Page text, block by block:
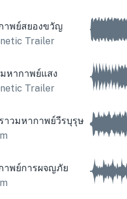
าพย์สยองขวัญ
Trailer
มหากาพย์แสง
Trailer
ราวมหากาพย์วีรบุรุษ
าพย์การผจญภัย